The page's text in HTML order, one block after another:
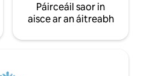
Páirceáil saor in
aisce ar an áitreabh